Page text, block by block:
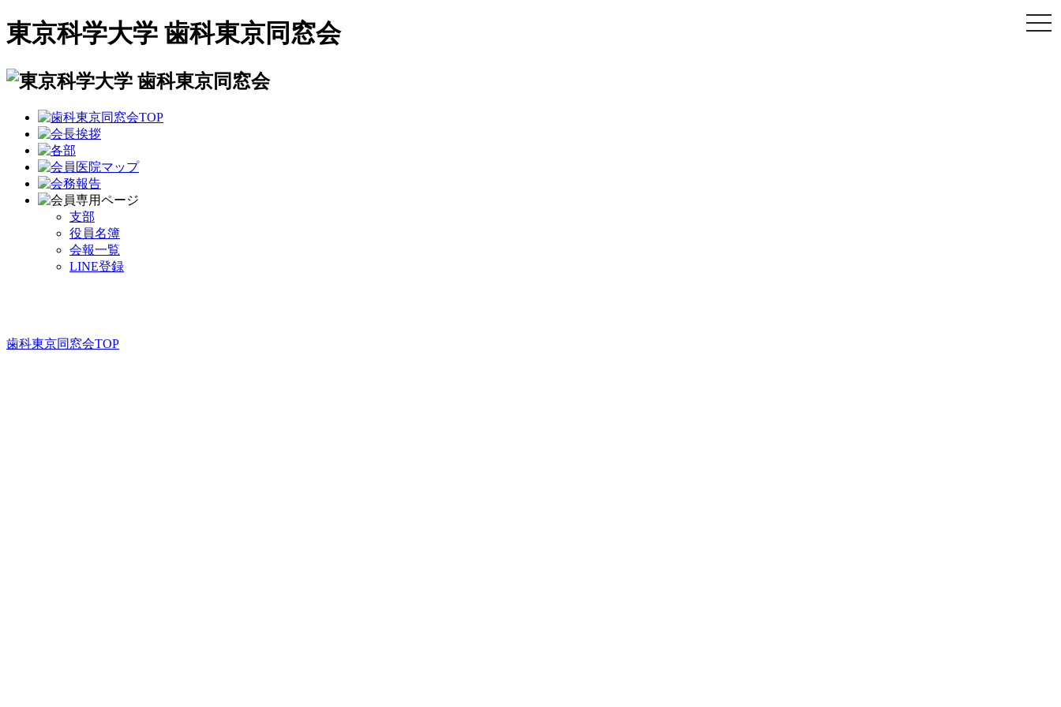
東京科学大学 歯科東京同窓会
支部
役員名簿
会報一覧
LINE登録
歯科東京同窓会TOP